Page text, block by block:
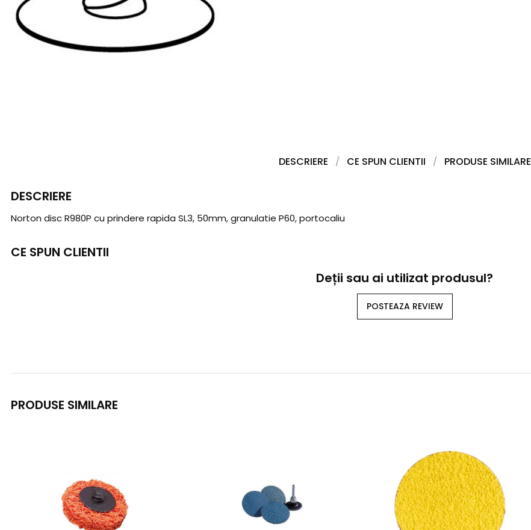
DESCRIERE CE SPUN CLIENTII PRODUSE SIMILARE
DESCRIERE
Norton disc R980P cu prindere rapida SL3, 50mm, granulatie P60, portocaliu
CE SPUN CLIENTII
Deții sau ai utilizat produsul?
POSTEAZA REVIEW
PRODUSE SIMILARE